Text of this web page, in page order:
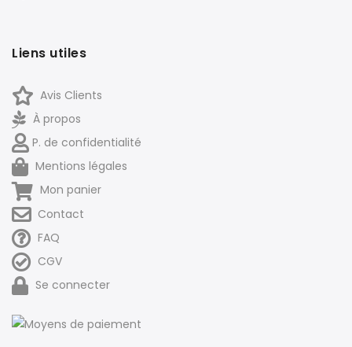
Liens utiles
Avis Clients
À propos
P. de confidentialité
Mentions légales
Mon panier
Contact
FAQ
CGV
Se connecter